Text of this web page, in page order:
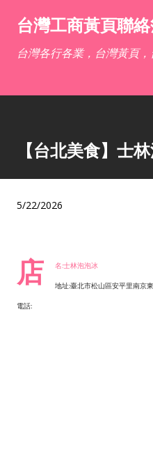
跳到
台灣工商黃頁聯
台灣各行各業，台灣黃頁，
【台北美食】士
5/22/2026
店 名:士林泡泡冰
地址:臺北市松山區安平里南京
電話: